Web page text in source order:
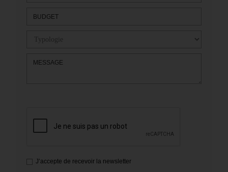
BUDGET
MESSAGE
J’accepte de recevoir la newsletter